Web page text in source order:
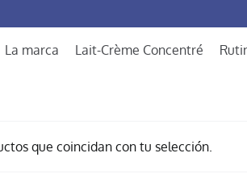
La marca Lait-Crème Concentré
que coincidan con tu selección.